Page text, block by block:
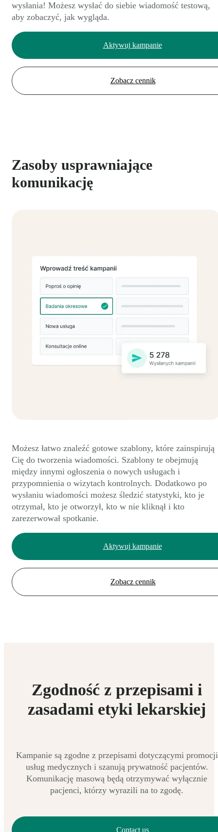
wysłania! Możesz wysłać do siebie wiadomość testową,
aby zobaczyć, jak wygląda.
Aktywuj kampanie
Zobacz cennik
Zasoby usprawniające
komunikację
Możesz łatwo znaleźć gotowe szablony, które zainspirują
Cię do tworzenia wiadomości. Szablony te obejmują
między innymi ogłoszenia o nowych usługach i
przypomnienia o wizytach kontrolnych. Dodatkowo po
wysłaniu wiadomości możesz śledzić statystyki, kto je
otrzymał, kto je otworzył, kto w nie kliknął i kto
zarezerwował spotkanie.
Aktywuj kampanie
Zobacz cennik
Zgodność z przepisami i
zasadami etyki lekarskiej
Kampanie są zgodne z przepisami dotyczącymi promocji
usług medycznych i szanują prywatność pacjentów.
Komunikację masową będą otrzymywać wyłącznie
pacjenci, którzy wyrazili na to zgodę.
Contact us